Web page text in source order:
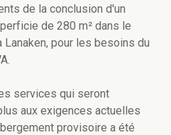
de la conclusion d'un
de 280 m² dans le
Lanaken, pour les besoins du
services qui seront
aux exigences actuelles
provisoire a été